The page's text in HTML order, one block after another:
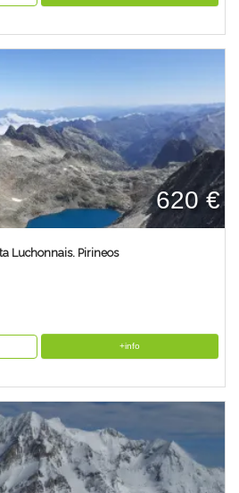
620 €
Luchonnais. Pirineos
+info